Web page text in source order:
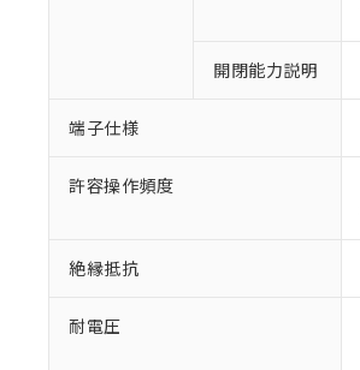
開閉能力説明
端子仕様
許容操作頻度
絶縁抵抗
耐電圧